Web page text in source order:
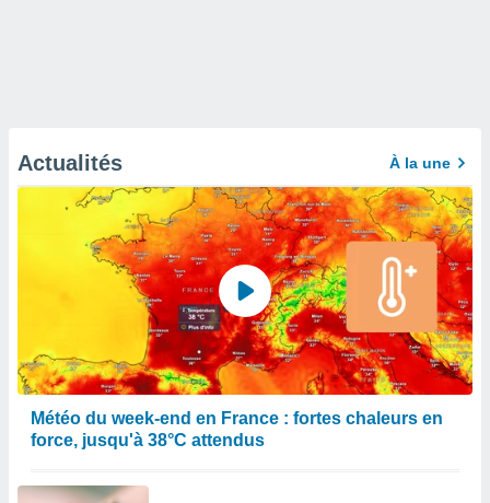
Actualités À la une
Météo du week-end en France : fortes chaleurs en
force, jusqu'à 38°C attendus